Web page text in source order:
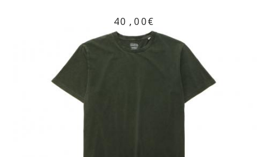
40,00€